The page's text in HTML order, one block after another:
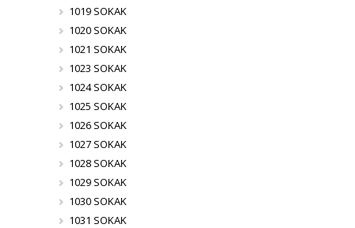
1019 SOKAK
1020 SOKAK
1021 SOKAK
1023 SOKAK
1024 SOKAK
1025 SOKAK
1026 SOKAK
1027 SOKAK
1028 SOKAK
1029 SOKAK
1030 SOKAK
1031 SOKAK